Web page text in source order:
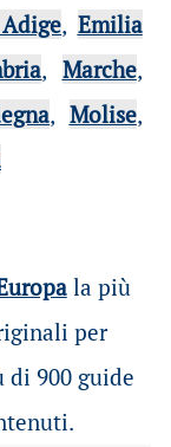
, Emilia
, Marche,
, Molise,
la più
per
di 900 guide